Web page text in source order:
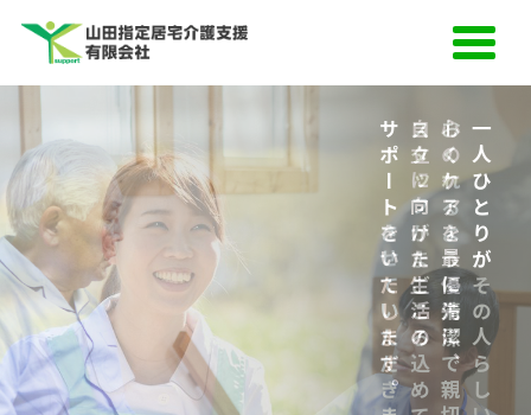
一人ひとりが
心のケアを最優先に、
自立に向けた生活の
サポートをいたします。